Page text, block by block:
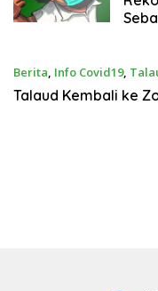
Berita, Info Covid19,
Talaud Kembali ke